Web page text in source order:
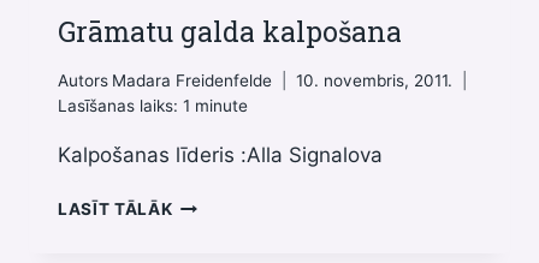
VEIKŠANA
Grāmatu galda kalpošana
Autors Madara Freidenfelde
10. novembris, 2011.
Lasīšanas laiks: 1 minute
Kalpošanas līderis :Аlla Signalova
LASĪT TĀLĀKGRĀMATU